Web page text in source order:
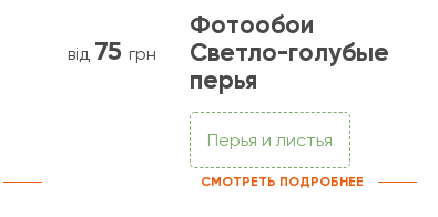
від 75 грн
Фотообои
Светло-голубые
перья
Перья и листья
СМОТРЕТЬ ПОДРОБНЕЕ